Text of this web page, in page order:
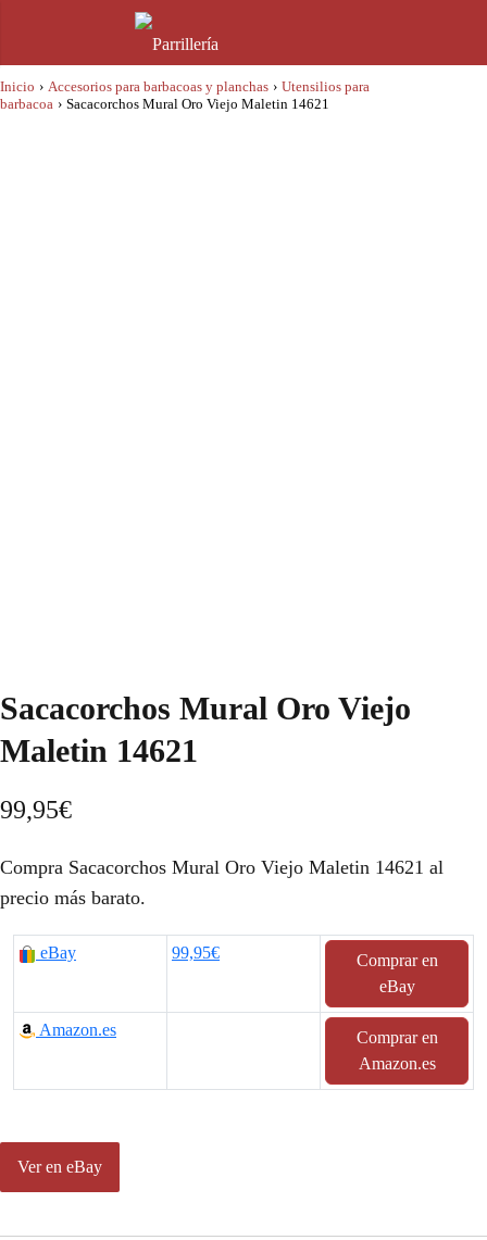
Inicio › Accesorios para barbacoas y planchas › Utensilios para
barbacoa › Sacacorchos Mural Oro Viejo Maletin 14621
Sacacorchos Mural Oro Viejo
Maletin 14621
99,95€
Compra Sacacorchos Mural Oro Viejo Maletin 14621 al
precio más barato.
eBay 99,95€
Comprar en
eBay
Amazon.es
Comprar en
Amazon.es
Ver en eBay